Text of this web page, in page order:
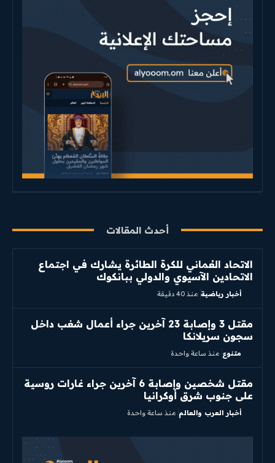
أحدث المقالات
الاتحاد العُماني للكرة الطائرة يشارك في اجتماع
الاتحادين الآسيوي والدولي ببانكوك
أخبار رياضية منذ 40 دقيقة
مقتل 3 وإصابة 23 آخرين جراء أعمال شغب داخل
سجون سريلانكا
متنوع منذ ساعة واحدة
مقتل شخصين وإصابة 6 آخرين جراء غارات روسية
على جنوب شرق أوكرانيا
أخبار العرب والعالم منذ ساعة واحدة